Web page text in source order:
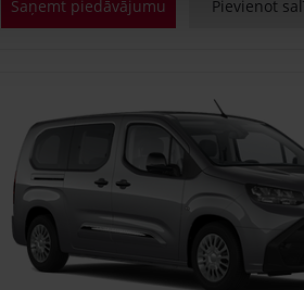
Saņemt piedāvājumu Pievienot